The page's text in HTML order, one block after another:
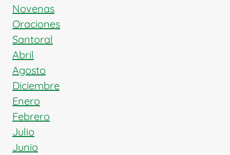
Novenas
Oraciones
Santoral
Abril
Agosto
Diciembre
Enero
Febrero
Julio
Junio